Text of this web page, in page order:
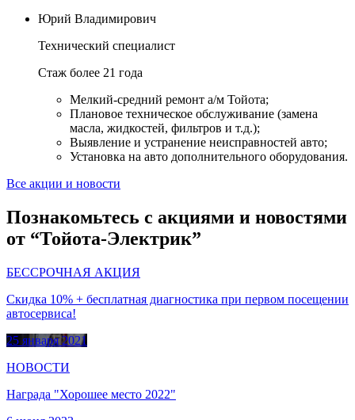
Юрий Владимирович
Технический специалист
Стаж более 21 года
Мелкий-средний ремонт а/м Тойота;
Плановое техническое обслуживание (замена
масла, жидкостей, фильтров и т.д.);
Выявление и устранение неисправностей авто;
Установка на авто дополнительного оборудования.
Все акции и новости
Познакомьтесь с акциями и новостями
от “Тойота-Электрик”
БЕССРОЧНАЯ АКЦИЯ
Скидка 10% + бесплатная диагностика при первом посещении
автосервиса!
25 января 2021
НОВОСТИ
Награда "Хорошее место 2022"